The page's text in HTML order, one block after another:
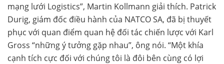
mạng lưới Logistics”, Martin Kollmann giải thích. Patrick
Durig, giám đốc điều hành của NATCO SA, đã bị thuyết
phục với quan điểm quan hệ đối tác chiến lược với Karl
Gross “những ý tưởng gặp nhau”, ông nói. “Một khía
cạnh tích cực đối với chúng tôi là đôi bên cùng có lợi